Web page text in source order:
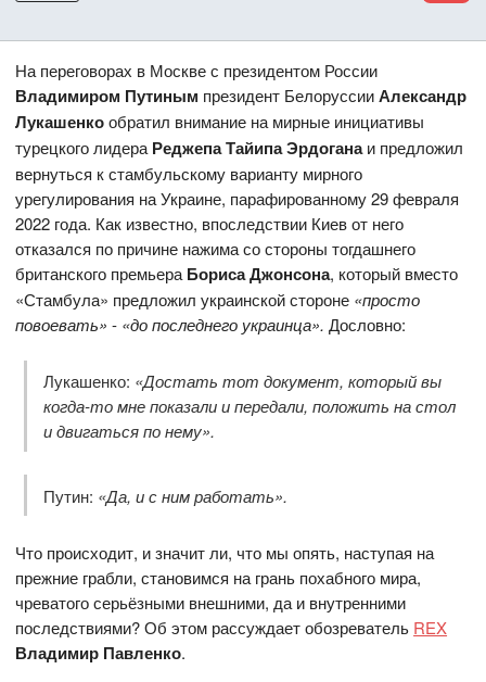
На переговорах в Москве с президентом России
Владимиром Путиным президент БелоруссииАлександр
Лукашенкообратил внимание на мирные инициативы
турецкого лидера Реджепа Тайипа Эрдоганаи предложил
вернуться к стамбульскому варианту мирного
урегулирования на Украине, парафированному 29 февраля
2022 года. Как известно, впоследствии Киев от него
отказался по причине нажима со стороны тогдашнего
британского премьера Бориса Джонсона, который вместо
«Стамбула» предложил украинской стороне «просто
повоевать»- «до последнего украинца». Дословно:
Лукашенко: «Достать тот документ, который вы
когда-то мне показали и передали, положить на стол
и двигаться по нему».
Путин: «Да, и с ним работать».
Что происходит, и значит ли, что мы опять, наступая на
прежние грабли, становимся на грань похабного мира,
чреватого серьёзными внешними, да и внутренними
последствиями? Об этом рассуждает обозреватель REX
Владимир Павленко.